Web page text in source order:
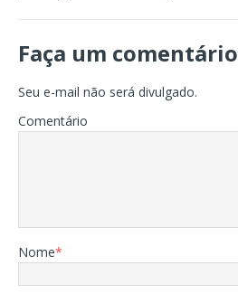
Faça um comentário
Seu e-mail não será divulgado.
Comentário
Nome*